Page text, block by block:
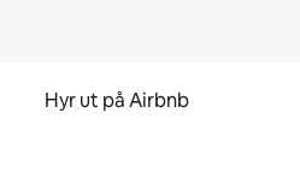
Hyr ut på Airbnb